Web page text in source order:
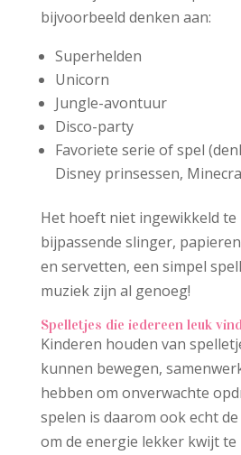
bijvoorbeeld denken aan:
Superhelden
Unicorn
Jungle-avontuur
Disco-party
Favoriete serie of spel
Disney prinsessen,
Het hoeft niet ingewikkeld te
bijpassende slinger,
en servetten, een simpel
muziek zijn al genoeg!
Spelletjes die iedereen leuk
Kinderen houden van
kunnen bewegen,
hebben om onverwachte
spelen is daarom ook echt
om de energie lekker kwijt